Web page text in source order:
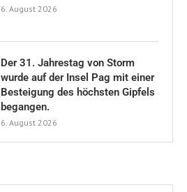
6. August 2026
Der 31. Jahrestag von Storm
wurde auf der Insel Pag mit einer
Besteigung des höchsten Gipfels
begangen.
6. August 2026